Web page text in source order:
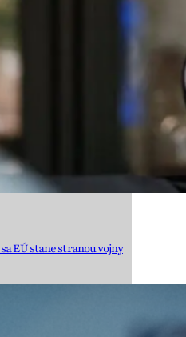
EÚ stane stranou vojny